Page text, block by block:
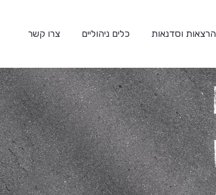
הרצאות וסדנאות כלים ניהוליים צרו קשר